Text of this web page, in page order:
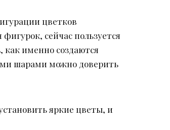
цветков
сейчас пользуется
как именно создаются
шарами можно доверить
яркие цветы, и